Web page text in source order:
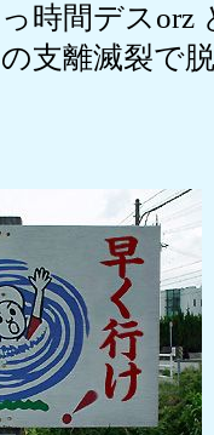
時間デスorz
支離滅裂で